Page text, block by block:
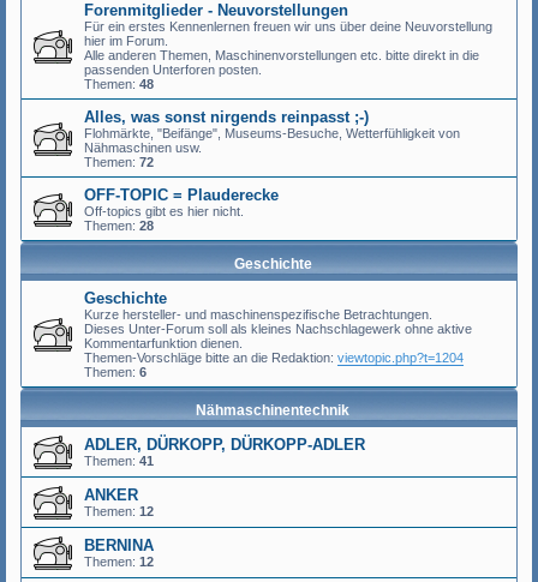
Forenmitglieder - Neuvorstellungen
Für ein erstes Kennenlernen freuen wir uns über deine Neuvorstellung
hier im Forum.
Alle anderen Themen, Maschinenvorstellungen etc. bitte direkt in die
passenden Unterforen posten.
Themen: 48
Alles, was sonst nirgends reinpasst ;-)
Flohmärkte, "Beifänge", Museums-Besuche, Wetterfühligkeit von
Nähmaschinen usw.
Themen: 72
OFF-TOPIC = Plauderecke
Off-topics gibt es hier nicht.
Themen: 28
Geschichte
Geschichte
Kurze hersteller- und maschinenspezifische Betrachtungen.
Dieses Unter-Forum soll als kleines Nachschlagewerk ohne aktive
Kommentarfunktion dienen.
Themen-Vorschläge bitte an die Redaktion: viewtopic.php?t=1204
Themen: 6
Nähmaschinentechnik
ADLER, DÜRKOPP, DÜRKOPP-ADLER
Themen: 41
ANKER
Themen: 12
BERNINA
Themen: 12